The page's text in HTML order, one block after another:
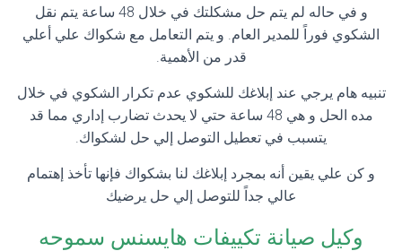
و في حاله لم يتم حل مشكلتك في خلال 48 ساعة يتم نقل
الشكوي فوراً للمدير العام. و يتم التعامل مع شكواك علي أعلي
قدر من الأهمية.
تنبيه هام يرجي عند إبلاغك للشكوي عدم تكرار الشكوي في خلال
مده الحل و هي 48 ساعة حتي لا يحدث تضارب إداري مما قد
يتسبب في تعطيل التوصل إلي حل لشكواك.
و كن علي يقين أنه بمجرد إبلاغك لنا بشكواك فإنها تأخذ إهتمام
عالي جداً للتوصل إلي حل يرضيك
وكيل صيانة تكييفات هايسنس سموحه